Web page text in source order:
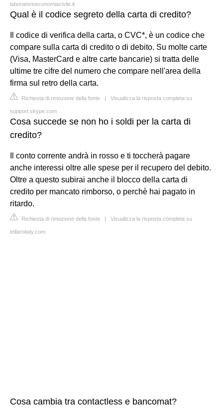
laboratorioeconomiacivile.it
Qual è il codice segreto della carta di credito?
Il codice di verifica della carta, o CVC*, è un codice che
compare sulla carta di credito o di debito. Su molte carte
(Visa, MasterCard e altre carte bancarie) si tratta delle
ultime tre cifre del numero che compare nell'area della
firma sul retro della carta.
Richiesta di rimozione della fonte | Visualizza la risposta completa su
support.skype.com
Cosa succede se non ho i soldi per la carta di
credito?
Il conto corrente andrà in rosso e ti toccherà pagare
anche interessi oltre alle spese per il recupero del debito.
Oltre a questo subirai anche il blocco della carta di
credito per mancato rimborso, o perchè hai pagato in
ritardo.
Richiesta di rimozione della fonte | Visualizza la risposta completa su
tellaroitaly.com
Cosa cambia tra contactless e bancomat?